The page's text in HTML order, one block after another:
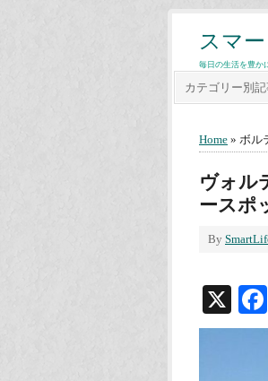
スマ
毎日の生活を豊か
カテゴリー別
Home » ボル
ヴォル
ースポ
By
X